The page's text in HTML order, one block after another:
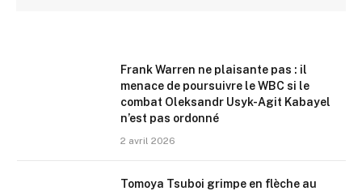
Frank Warren ne plaisante pas : il
menace de poursuivre le WBC si le
combat Oleksandr Usyk-Agit Kabayel
n’est pas ordonné
2 avril 2026
Tomoya Tsuboi grimpe en flèche au